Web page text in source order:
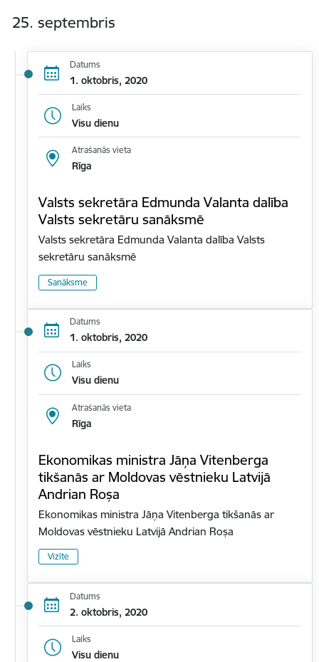
25. septembris
Datums
1. oktobris, 2020
Laiks
Visu dienu
Atrašanās vieta
Rīga
Valsts sekretāra Edmunda Valanta dalība
Valsts sekretāru sanāksmē
Valsts sekretāra Edmunda Valanta dalība Valsts
sekretāru sanāksmē
Sanāksme
Datums
1. oktobris, 2020
Laiks
Visu dienu
Atrašanās vieta
Rīga
Ekonomikas ministra Jāņa Vitenberga
tikšanās ar Moldovas vēstnieku Latvijā
Andrian Roșa
Ekonomikas ministra Jāņa Vitenberga tikšanās ar
Moldovas vēstnieku Latvijā Andrian Roșa
Vizīte
Datums
2. oktobris, 2020
Laiks
Visu dienu